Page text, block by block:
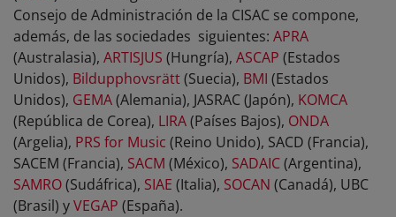
Consejo de Administración de la CISAC se compone,
además, de las sociedades siguientes: APRA
(Australasia), ARTISJUS (Hungría), ASCAP (Estados
Unidos), Bildupphovsrätt(Suecia), BMI (Estados
Unidos), GEMA(Alemania), JASRAC (Japón), KOMCA
(República de Corea), LIRA(Países Bajos), ONDA
(Argelia), PRS for Music (Reino Unido), SACD (Francia),
SACEM (Francia), SACM (México), SADAIC(Argentina),
SAMRO(Sudáfrica), SIAE (Italia), SOCAN (Canadá), UBC
(Brasil) yVEGAP (España).